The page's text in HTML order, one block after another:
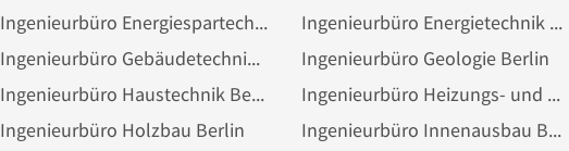
Ingenieurbüro Energiespartechnik Berlin Ingenieurbüro Energietechnik Berlin
Ingenieurbüro Gebäudetechnik Berlin Ingenieurbüro Geologie Berlin
Ingenieurbüro Haustechnik Berlin Ingenieurbüro Heizungs- und Lüftungstechnik Berlin
Ingenieurbüro Holzbau Berlin Ingenieurbüro Innenausbau Berlin